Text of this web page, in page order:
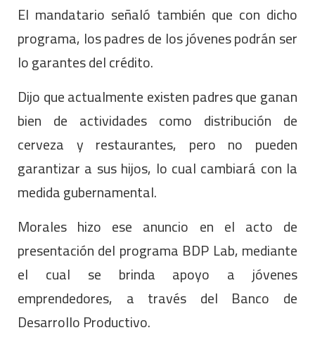
El mandatario señaló también que con dicho
programa, los padres de los jóvenes podrán ser
lo garantes del crédito.
Dijo que actualmente existen padres que ganan
bien de actividades como distribución de
cerveza y restaurantes, pero no pueden
garantizar a sus hijos, lo cual cambiará con la
medida gubernamental.
Morales hizo ese anuncio en el acto de
presentación del programa BDP Lab, mediante
el cual se brinda apoyo a jóvenes
emprendedores, a través del Banco de
Desarrollo Productivo.